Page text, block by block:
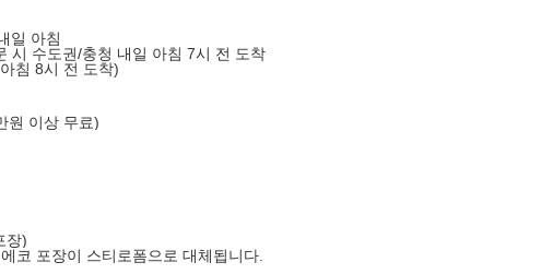
일 아침
시 수도권/충청 내일 아침 7시 전 도착
침 8시 전 도착)
원 이상 무료)
장)
코 포장이 스티로폼으로 대체됩니다.